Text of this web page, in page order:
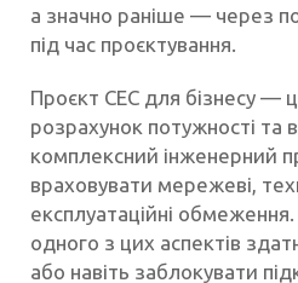
а значно раніше — через
під час проєктування.
Проєкт СЕС для бізнесу —
розрахунок потужності та
комплексний інженерний
враховувати мережеві,
експлуатаційні обмеження.
одного з цих аспектів
або навіть заблокувати